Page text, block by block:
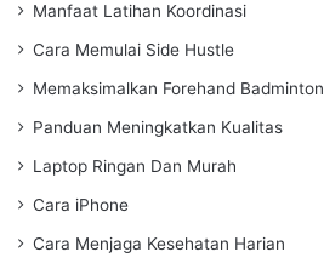
Manfaat Latihan Koordinasi
Cara Memulai Side Hustle
Memaksimalkan Forehand Badminton
Panduan Meningkatkan Kualitas
Laptop Ringan Dan Murah
Cara iPhone
Cara Menjaga Kesehatan Harian